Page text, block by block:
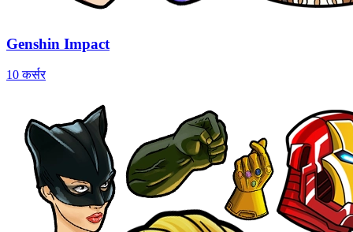
Genshin Impact
10 कर्सर